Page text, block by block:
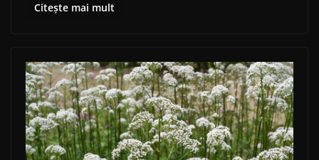
Citește mai mult